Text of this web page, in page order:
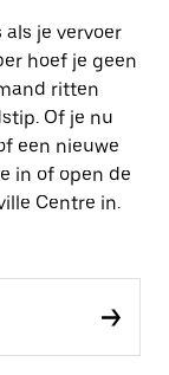
je vervoer
hoef je geen
ritten
Of je nu
een nieuwe
in of open de
Centre in.